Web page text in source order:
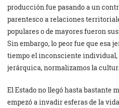
producción fue pasando a un
parentesco a relaciones
populares o de mayores fueron
Sin embargo, lo peor fue que esa
tiempo el inconsciente
jerárquica, normalizamos la
El Estado no llegó hasta bastante
empezó a invadir esferas de la